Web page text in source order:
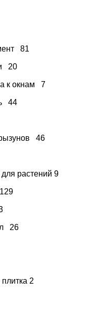
81
20
к окнам 7
44
46
растений 9
129
26
2